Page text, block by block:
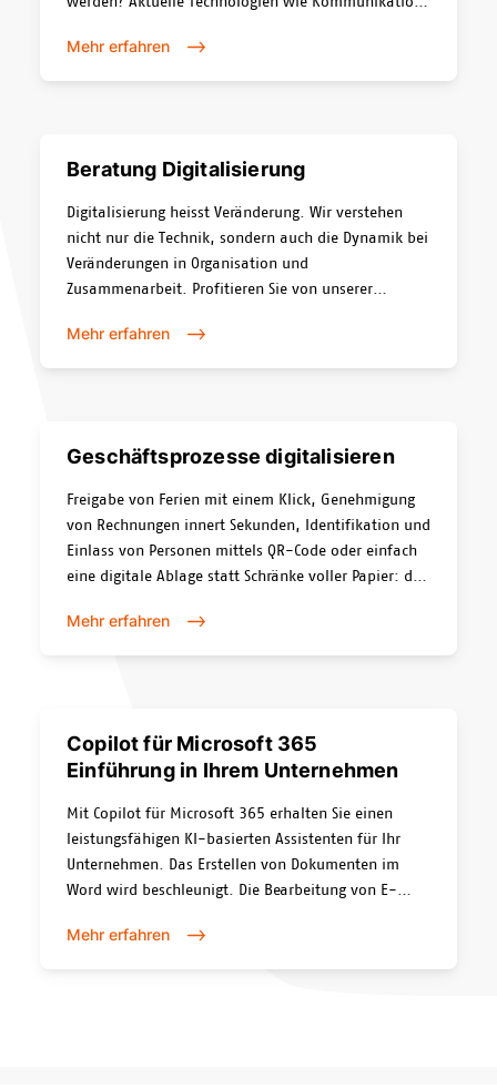
basierte Lösungen können nicht effektiv genutzt
werden?
Mehr erfahren
Beratung Digitalisierung
Digitalisierung heisst Veränderung. Wir verstehen
nicht nur die Technik, sondern auch die Dynamik bei
Veränderungen in Organisation und
Zusammenarbeit. Profitieren Sie von unserer
Transformation.
Mehr erfahren
Geschäftsprozesse digitalisieren
Freigabe von Ferien mit einem Klick, Genehmigung
von Rechnungen innert Sekunden, Identifikation und
Einlass von Personen mittels QR-Code oder einfach
eine digitale Ablage statt Schränke voller Papier: die
unzählige Möglichkeiten. Digitale Prozesse befreien
Ihr Unternehmen von mühsamer Handarbeit,
Mehr erfahren
Copilot für Microsoft 365
Einführung in Ihrem Unternehmen
Mit Copilot für Microsoft 365 erhalten Sie einen
leistungsfähigen KI-basierten Assistenten für Ihr
Unternehmen. Das Erstellen von Dokumenten im
Word wird beschleunigt. Die Bearbeitung von E-
Zusammenfassungen von Emailverläufen oder
lassen Sie Copilot einen ersten E-Mail-Entwurf
Mehr erfahren